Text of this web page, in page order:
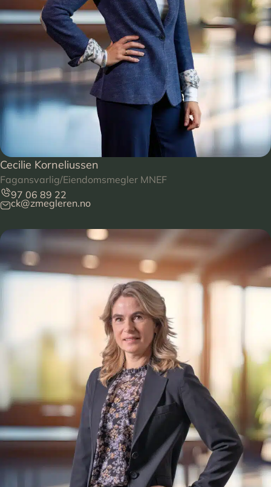
Cecilie Korneliussen
Fagansvarlig/Eiendomsmegler MNEF
97 06 89 22
ck@zmegleren.no